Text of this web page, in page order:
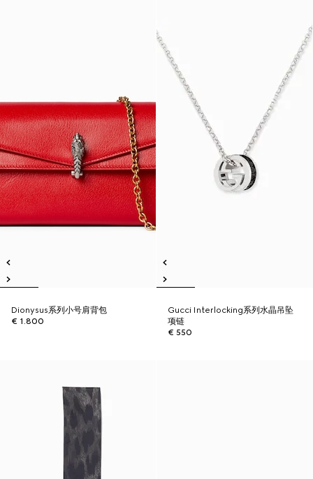
Dionysus系列小号肩背包
€ 1.800
Gucci Interlocking系列水晶吊坠
项链
€ 550